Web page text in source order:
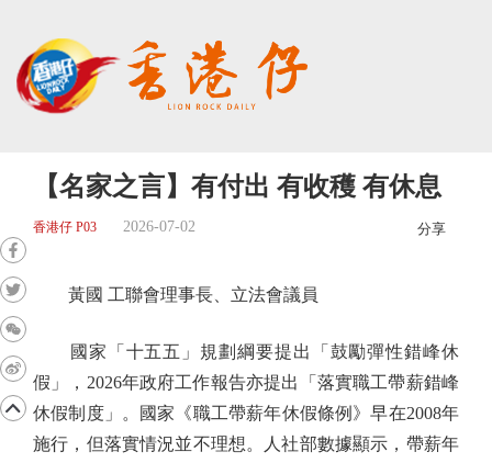
【名家之言】有付出 有收穫 有休息
香港仔 P03 2026-07-02 分享
黃國 工聯會理事長、立法會議員
國家「十五五」規劃綱要提出「鼓勵彈性錯峰休
假」，2026年政府工作報告亦提出「落實職工帶薪錯峰
休假制度」。國家《職工帶薪年休假條例》早在2008年
施行，但落實情況並不理想。人社部數據顯示，帶薪年